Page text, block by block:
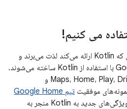
مهندسان ما از ویژگی‌های زبانی که Kotlin ارائه می‌کند لذت می‌برند و
امروزه بیش از 70 برنامه Google با استفاده از Kotlin ساخته می‌شوند.
این شامل برنامه‌هایی مانند Maps، Home، Play، Drive و
تیم Google Home
است، جایی که انتقال توسعه ویژگی‌های جدید به Kotlin منجر به